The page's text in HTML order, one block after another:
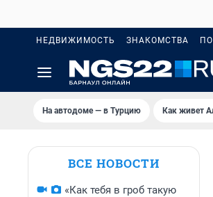
НЕДВИЖИМОСТЬ ЗНАКОМСТВА
На автодоме — в Турцию Как живет
ВСЕ НОВОСТИ
«Как тебя в гроб такую